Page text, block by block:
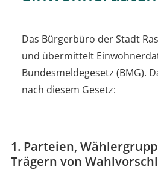
Das Bürgerbüro der Stadt
und übermittelt
Bundesmeldegesetz (BMG).
nach diesem Gesetz:
1. Parteien,
Trägern von